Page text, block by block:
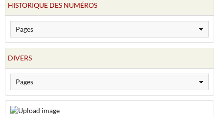
HISTORIQUE DES NUMÉROS
DIVERS